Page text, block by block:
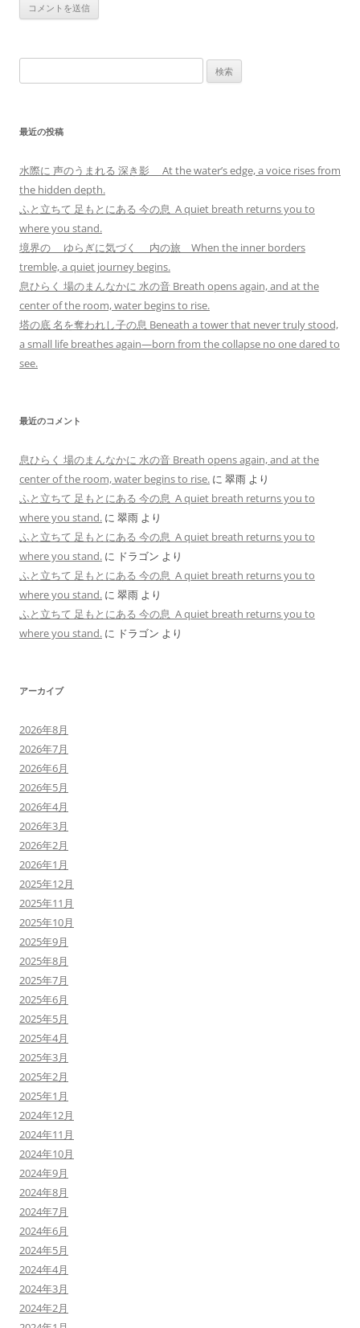
索:
最近の投稿
水際に 声のうまれる 深き影 At the water’s edge, a voice rises from
the hidden depth.
ふと立ちて 足もとにある 今の息 A quiet breath returns you to
where you stand.
境界の ゆらぎに気づく 内の旅 When the inner borders
tremble, a quiet journey begins.
息ひらく 場のまんなかに 水の音 Breath opens again, and at the
center of the room, water begins to rise.
塔の底 名を奪われし子の息 Beneath a tower that never truly stood,
a small life breathes again—born from the collapse no one dared to
see.
最近のコメント
息ひらく 場のまんなかに 水の音 Breath opens again, and at the
center of the room, water begins to rise. に 翠雨 より
ふと立ちて 足もとにある 今の息 A quiet breath returns you to
where you stand. に 翠雨 より
ふと立ちて 足もとにある 今の息 A quiet breath returns you to
where you stand. に ドラゴン より
ふと立ちて 足もとにある 今の息 A quiet breath returns you to
where you stand. に 翠雨 より
ふと立ちて 足もとにある 今の息 A quiet breath returns you to
where you stand. に ドラゴン より
アーカイブ
2026年8月
2026年7月
2026年6月
2026年5月
2026年4月
2026年3月
2026年2月
2026年1月
2025年12月
2025年11月
2025年10月
2025年9月
2025年8月
2025年7月
2025年6月
2025年5月
2025年4月
2025年3月
2025年2月
2025年1月
2024年12月
2024年11月
2024年10月
2024年9月
2024年8月
2024年7月
2024年6月
2024年5月
2024年4月
2024年3月
2024年2月